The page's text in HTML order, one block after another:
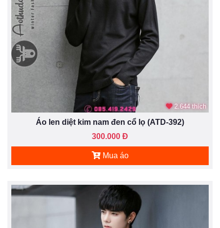
2.644 thích
Áo len diệt kim nam đen cổ lọ (ATD-392)
300.000 Đ
Mua áo